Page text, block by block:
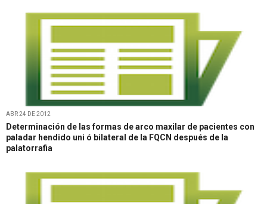
ABR 24 DE 2012
Determinación de las formas de arco maxilar de pacientes con
paladar hendido uni ó bilateral de la FQCN después de la
palatorrafia